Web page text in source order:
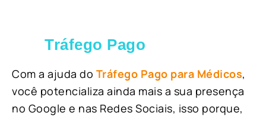
Tráfego Pago
Com a ajuda do Tráfego Pago para Médicos,
você potencializa ainda mais a sua presença
no Google e nas Redes Sociais, isso porque,